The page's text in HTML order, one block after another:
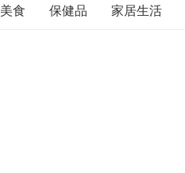
美食 保健品 家居生活